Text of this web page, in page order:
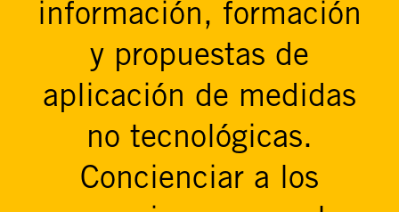
información, formación
y propuestas de
aplicación de medidas
no tecnológicas.
Concienciar a los